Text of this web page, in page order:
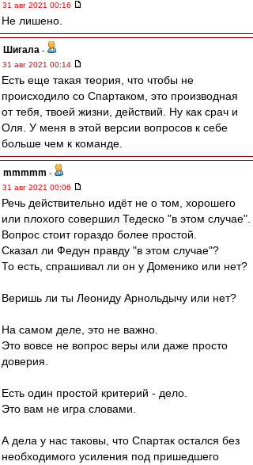
31 авг 2021 00:16
Не лишено.
Шигала -
31 авг 2021 00:14
Есть еще такая теория, что чтобы не
происходило со Спартаком, это производная
от тебя, твоей жизни, действий. Ну как срач и
Оля. У меня в этой версии вопросов к себе
больше чем к команде.
mmmmm -
31 авг 2021 00:06
Речь действительно идёт не о том, хорошего
или плохого совершил Тедеско "в этом случае".
Вопрос стоит гораздо более простой.
Сказал ли Федун правду "в этом случае"?
То есть, спрашивал ли он у Доменико или нет?
Веришь ли ты Леониду Арнольдычу или нет?
На самом деле, это не важно.
Это вовсе не вопрос веры или даже просто
доверия.
Есть один простой критерий - дело.
Это вам не игра словами.
А дела у нас таковы, что Спартак остался без
необходимого усиления под пришедшего